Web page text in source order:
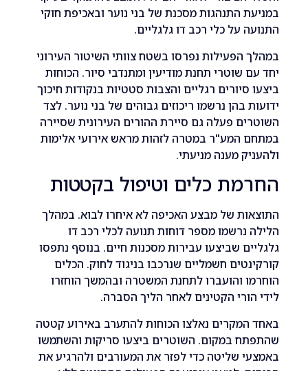
התנהגות מסכנת של בני נוער ובאכיפת חוקי
על כלי רכב דו גלגליים.
הפעילות נפרסו בשטח צוותי השיטור העירוני
שוטרי תחנת מודיעין ומתנדבי סיור. הכוחות
רגליים והצבות סטטיות בנקודות חיכוך
בהן נרשמו ריכוזים גבוהים של בני נוער. לצד
פעלה גם סיירת ההורים העירונית שסיירה
המע"ר במטרה לזהות מראש אירועי אלימות
מענה מניעתי.
כלים וטיפול בקטטות
של מבצע האכיפה לא איחרו לבוא. במהלך
נרשמו מספר דוחות תנועה לכלי רכב דו
שביצעו עבירות מסכנות חיים. בנוסף נתפסו
חשמליים שנרכבו בניגוד לחוק. הכלים
והועברו לתחנת המשטרה ובהמשך הוחזרו
הקטינים לאחר הליך הסברה.
נאלצו הכוחות להתערב באירוע קטטה
במקום. השוטרים ביצעו סריקות והשתמשו
שליטה כדי לפזר את המעורבים ולהרגיע את